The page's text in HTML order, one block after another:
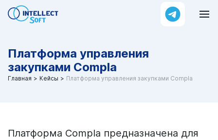
Платформа управления
закупками Compla
Главная Кейсы Платформа управления закупками Compla
Платформа Compla предназначена для